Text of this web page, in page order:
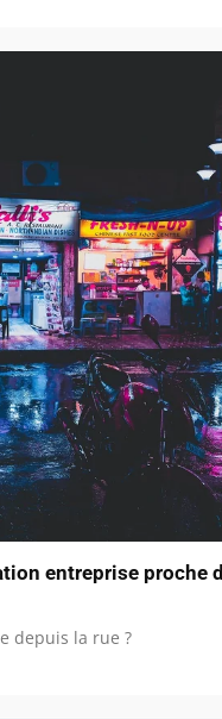
entreprise proche
depuis la rue ?